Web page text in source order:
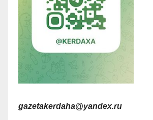
gazetakerdaha@yandex.ru